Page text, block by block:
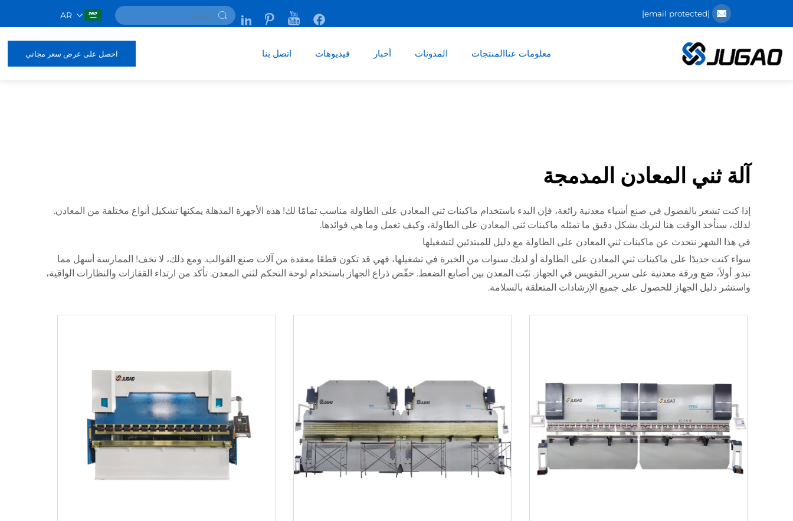
[email protected]
AR
معلومات عناالمنتجات المدونات أخبار فيديوهات اتصل بنا احصل على عرض سعر مجاني
آلة ثني المعادن المدمجة
إذا كنت تشعر بالفضول في صنع أشياء معدنية رائعة، فإن البدء باستخدام ماكينات ثني المعادن على الطاولة مناسب تمامًا لك! هذه الأجهزة المذهلة يمكنها تشكيل أنواع مختلفة من المعادن.
لذلك، سنأخذ الوقت هنا لنريك بشكل دقيق ما تمثله ماكينات ثني المعادن على الطاولة، وكيف تعمل وما هي فوائدها.
في هذا الشهر نتحدث عن ماكينات ثني المعادن على الطاولة مع دليل للمبتدئين لتشغيلها
سواء كنت جديدًا على ماكينات ثني المعادن على الطاولة أو لديك سنوات من الخبرة في تشغيلها، فهي قد تكون قطعًا معقدة من آلات صنع القوالب. ومع ذلك، لا تخف! الممارسة أسهل مما
تبدو. أولاً، ضع ورقة معدنية على سرير التقويس في الجهاز. ثبّت المعدن بين أصابع الضغط. خفّض ذراع الجهاز باستخدام لوحة التحكم لثني المعدن. تأكد من ارتداء القفازات والنظارات الواقية،
واستشر دليل الجهاز للحصول على جميع الإرشادات المتعلقة بالسلامة.